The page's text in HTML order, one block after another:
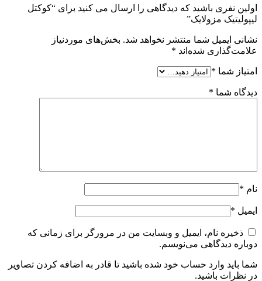
اولین نفری باشید که دیدگاهی را ارسال می کنید برای “کوکتل
لیپولیتیک مزولایک”
نشانی ایمیل شما منتشر نخواهد شد. بخش‌های موردنیاز
علامت‌گذاری شده‌اند *
امتیاز شما *
دیدگاه شما *
نام *
ایمیل *
ذخیره نام، ایمیل و وبسایت من در مرورگر برای زمانی که
دوباره دیدگاهی می‌نویسم.
شما باید وارد حساب خود شده باشید تا قادر به اضافه کردن تصاویر
در نظرات باشید.